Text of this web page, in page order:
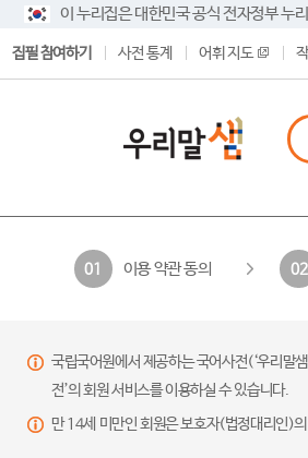
이 누리집은 대한민국 공식 전자정부 누
집필 참여하기 사전 통계 어휘 지도
01 이용 약관 동의 02
국립국어원에서 제공하는 국어사전(‘우리말
전’의 회원 서비스를 이용하실 수 있습니다.
만 14세 미만인 회원은 보호자(법정대리인)